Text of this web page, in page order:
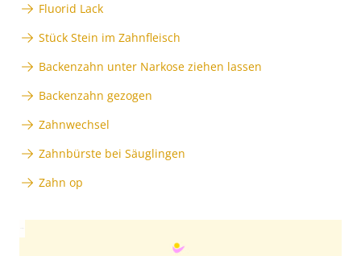
Fluorid Lack
Stück Stein im Zahnfleisch
Backenzahn unter Narkose ziehen lassen
Backenzahn gezogen
Zahnwechsel
Zahnbürste bei Säuglingen
Zahn op